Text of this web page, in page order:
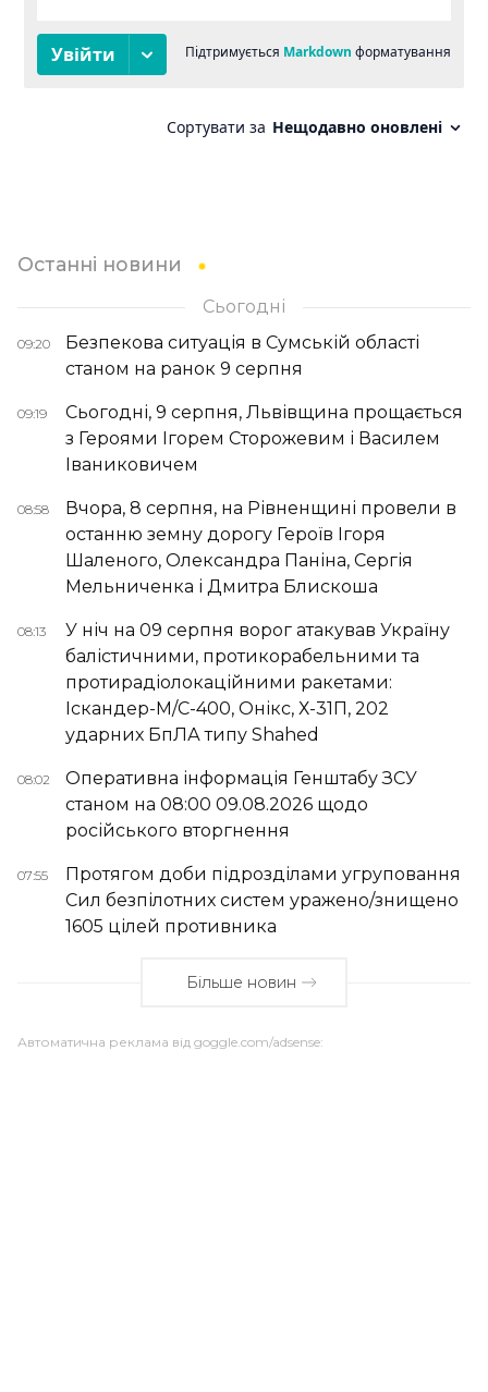
Останні новини
Сьогодні
09:20
Безпекова ситуація в Сумській області
станом на ранок 9 серпня
09:19
Сьогодні, 9 серпня, Львівщина прощається
з Героями Ігорем Сторожевим і Василем
Іваниковичем
08:58
Вчора, 8 серпня, на Рівненщині провели в
останню земну дорогу Героїв Ігоря
Шаленого, Олександра Паніна, Сергія
Мельниченка і Дмитра Блискоша
08:13
У ніч на 09 серпня ворог атакував Україну
балістичними, протикорабельними та
протирадіолокаційними ракетами:
Іскандер-М/С-400, Онікс, Х-31П, 202
ударних БпЛА типу Shahed
08:02
Оперативна інформація Генштабу ЗСУ
станом на 08:00 09.08.2026 щодо
російського вторгнення
07:55
Протягом доби підрозділами угруповання
Сил безпілотних систем уражено/знищено
1605 цілей противника
Більше новин
Автоматична реклама від goggle.com/adsense: